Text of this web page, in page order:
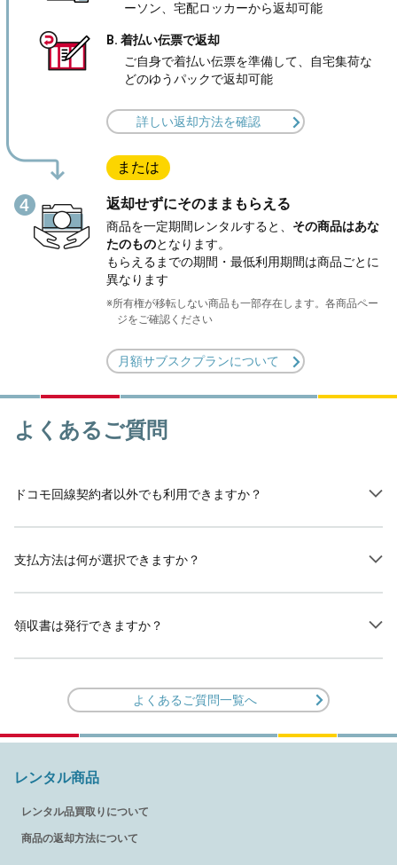
ーソン、宅配ロッカーから返却可能
B. 着払い伝票で返却
ご自身で着払い伝票を準備して、自宅集荷な
どのゆうパックで返却可能
詳しい返却方法を確認
または
返却せずにそのままもらえる
商品を一定期間レンタルすると、 その商品はあな
たのものとなります。
もらえるまでの期間・最低利用期間は商品ごとに
異なります
※所有権が移転しない商品も一部存在します。各商品ペー
ジをご確認ください
月額サブスクプランについて
よくあるご質問
ドコモ回線契約者以外でも利用できますか？
支払方法は何が選択できますか？
領収書は発行できますか？
よくあるご質問一覧へ
レンタル商品
レンタル品買取りについて
商品の返却方法について